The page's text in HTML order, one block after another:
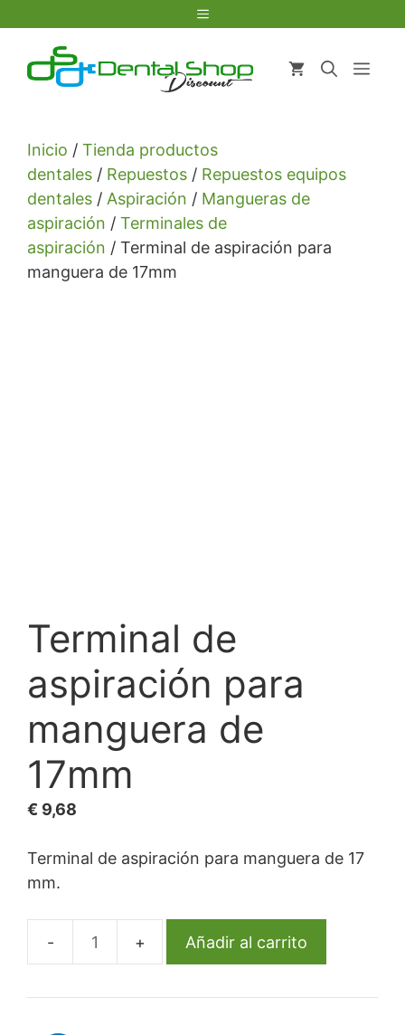
contenido
Menú
Inicio / Tienda productos
dentales / Repuestos / Repuestos equipos
dentales / Aspiración / Mangueras de
aspiración / Terminales de
aspiración / Terminal de aspiración para
manguera de 17mm
Terminal de
aspiración para
manguera de
17mm
€ 9,68
Terminal de aspiración para manguera de 17
mm.
Terminal
aspiración
Añadir al carrito